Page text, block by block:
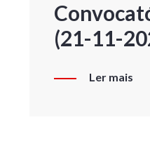
(21-11-
Ler mais